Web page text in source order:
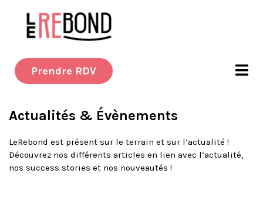
Prendre RDV
Actualités & Évènements
LeRebond est présent sur le terrain et sur l’actualité !
Découvrez nos différents articles en lien avec l’actualité,
nos success stories et nos nouveautés !